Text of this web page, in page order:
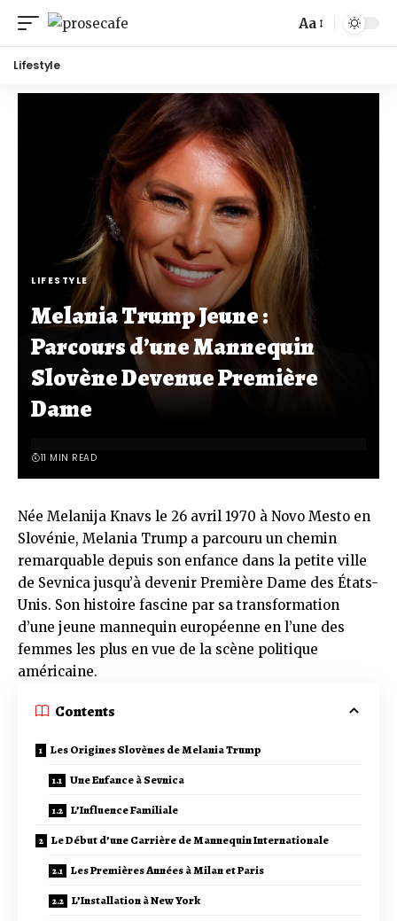
Aa
Lifestyle
LIFESTYLE
Melania Trump Jeune :
Parcours d’une Mannequin
Slovène Devenue Première
Dame
11 MIN READ
Née Melanija Knavs le 26 avril 1970 à Novo Mesto en
Slovénie, Melania Trump a parcouru un chemin
remarquable depuis son enfance dans la petite ville
de Sevnica jusqu’à devenir Première Dame des États-
Unis. Son histoire fascine par sa transformation
d’une jeune mannequin européenne en l’une des
femmes les plus en vue de la scène politique
américaine.
Contents
Les Origines Slovènes de Melania Trump
Une Enfance à Sevnica
L’Influence Familiale
Le Début d’une Carrière de Mannequin Internationale
Les Premières Années à Milan et Paris
L’Installation à New York